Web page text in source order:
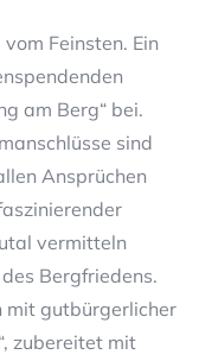
Feinsten. Ein
am Berg“ bei.
sind
Ansprüchen
vermitteln
Bergfriedens.
mit gutbürgerlicher
zubereitet mit